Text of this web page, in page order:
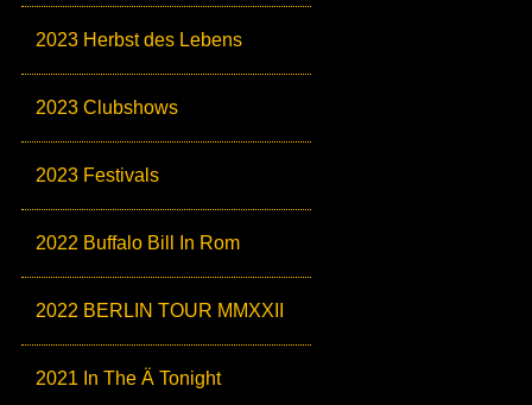
2023 Herbst des Lebens
2023 Clubshows
2023 Festivals
2022 Buffalo Bill In Rom
2022 BERLIN TOUR MMXXII
2021 In The Ä Tonight